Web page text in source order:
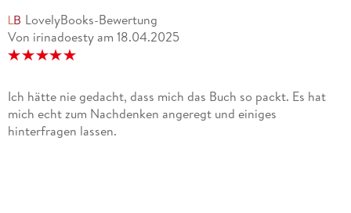
LovelyBooks-Bewertung
Von irinadoesty am 18.04.2025
Ich hätte nie gedacht, dass mich das Buch so packt. Es hat
mich echt zum Nachdenken angeregt und einiges
hinterfragen lassen.